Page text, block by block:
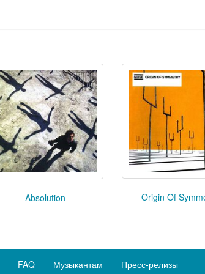
Absolution Origin Of
FAQ Музыкантам Пресс-релизы